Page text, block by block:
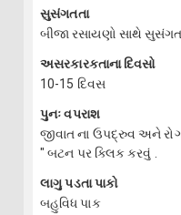
સુસંગતતા
બીજા રસાયણો સાથે સુસંગત
અસરકારકતાના દિવસો
10-15 દિવસ
પુનઃ વપરાશ
જીવાત ના ઉપદ્રુવ અને
" બટન પર ક્લિક કરવું .
લાગુ પડતા પાકો
બહુવિધ પાક